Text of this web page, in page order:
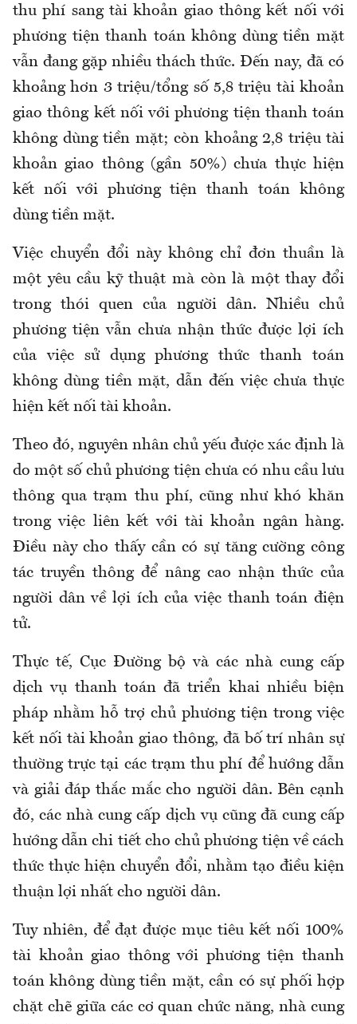
thu phí sang tài khoản giao thông kết nối với
phương tiện thanh toán không dùng tiền mặt
vẫn đang gặp nhiều thách thức. Đến nay, đã có
khoảng hơn 3 triệu/tổng số 5,8 triệu tài khoản
giao thông kết nối với phương tiện thanh toán
không dùng tiền mặt; còn khoảng 2,8 triệu tài
khoản giao thông (gần 50%) chưa thực hiện
kết nối với phương tiện thanh toán không
dùng tiền mặt.
Việc chuyển đổi này không chỉ đơn thuần là
một yêu cầu kỹ thuật mà còn là một thay đổi
trong thói quen của người dân. Nhiều chủ
phương tiện vẫn chưa nhận thức được lợi ích
của việc sử dụng phương thức thanh toán
không dùng tiền mặt, dẫn đến việc chưa thực
hiện kết nối tài khoản.
Theo đó, nguyên nhân chủ yếu được xác định là
do một số chủ phương tiện chưa có nhu cầu lưu
thông qua trạm thu phí, cũng như khó khăn
trong việc liên kết với tài khoản ngân hàng.
Điều này cho thấy cần có sự tăng cường công
tác truyền thông để nâng cao nhận thức của
người dân về lợi ích của việc thanh toán điện
tử.
Thực tế, Cục Đường bộ và các nhà cung cấp
dịch vụ thanh toán đã triển khai nhiều biện
pháp nhằm hỗ trợ chủ phương tiện trong việc
kết nối tài khoản giao thông, đã bố trí nhân sự
thường trực tại các trạm thu phí để hướng dẫn
và giải đáp thắc mắc cho người dân. Bên cạnh
đó, các nhà cung cấp dịch vụ cũng đã cung cấp
hướng dẫn chi tiết cho chủ phương tiện về cách
thức thực hiện chuyển đổi, nhằm tạo điều kiện
thuận lợi nhất cho người dân.
Tuy nhiên, để đạt được mục tiêu kết nối 100%
tài khoản giao thông với phương tiện thanh
toán không dùng tiền mặt, cần có sự phối hợp
chặt chẽ giữa các cơ quan chức năng, nhà cung